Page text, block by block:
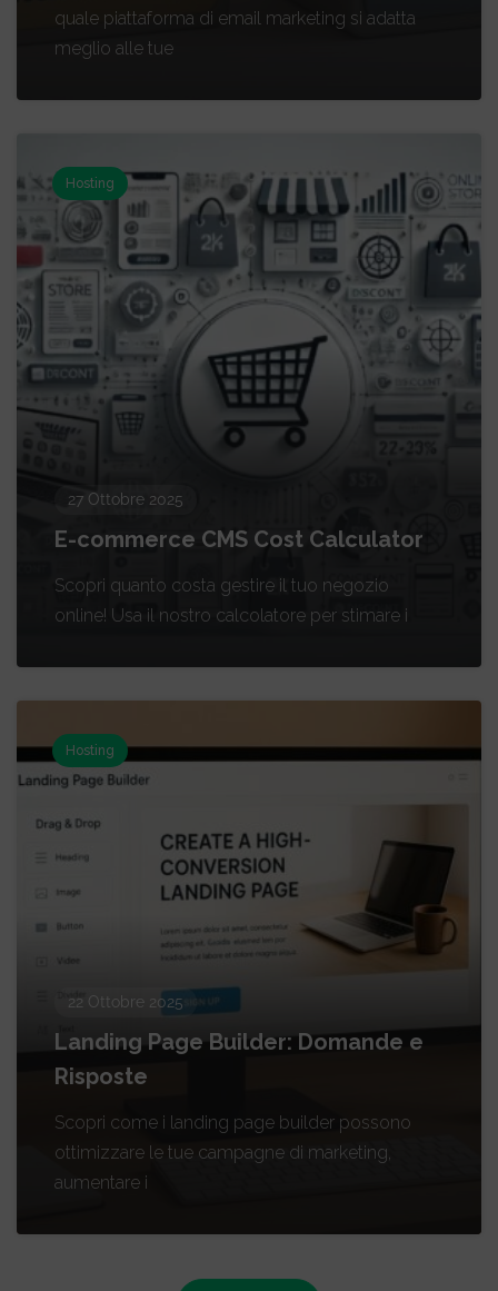
quale piattaforma di email marketing si adatta
meglio alle tue
Hosting
27 Ottobre 2025
E-commerce CMS Cost Calculator
Scopri quanto costa gestire il tuo negozio
online! Usa il nostro calcolatore per stimare i
Hosting
22 Ottobre 2025
Landing Page Builder: Domande e
Risposte
Scopri come i landing page builder possono
ottimizzare le tue campagne di marketing,
aumentare i